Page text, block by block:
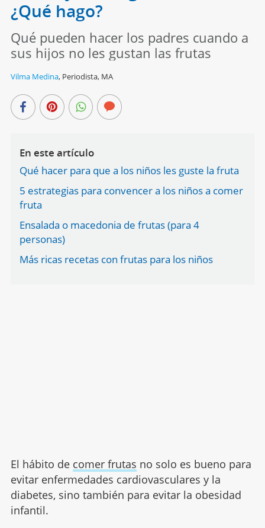
¿Qué hago?
Qué pueden hacer los padres cuando a
sus hijos no les gustan las frutas
Vilma Medina, Periodista, MA
En este artículo
Qué hacer para que a los niños les guste la fruta
5 estrategias para convencer a los niños a comer
fruta
Ensalada o macedonia de frutas (para 4
personas)
Más ricas recetas con frutas para los niños
El hábito de comer frutas no solo es bueno para
evitar enfermedades cardiovasculares y la
diabetes, sino también para evitar la obesidad
infantil.